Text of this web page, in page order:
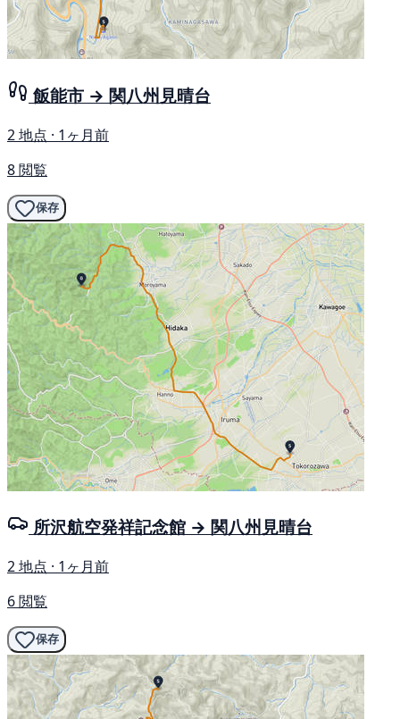
飯能市 → 関八州見晴台
2 地点 · 1ヶ月前
8 閲覧
保存
所沢航空発祥記念館 → 関八州見晴台
2 地点 · 1ヶ月前
6 閲覧
保存